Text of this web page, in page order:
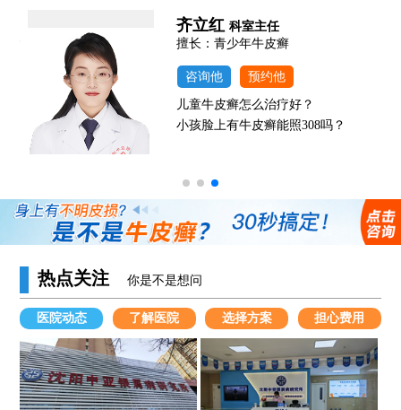
齐立红科室主任
擅长：青少年牛皮癣
咨询他 预约他
儿童牛皮癣怎么治疗好？
小孩脸上有牛皮癣能照308吗？
热点关注 你是不是想问
医院动态 了解医院 选择方案 担心费用